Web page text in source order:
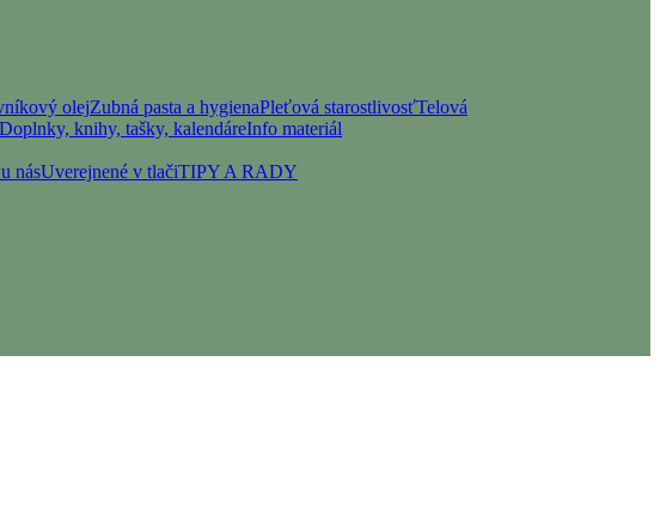
olejZubná pasta a hygienaPleťová starostlivosťTelová
Doplnky, knihy, tašky, kalendáreInfo materiál
násUverejnené v tlačiTIPY A RADY